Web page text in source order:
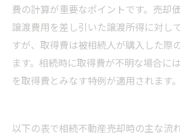
費の計算が重要なポイントです。売却
譲渡費用を差し引いた譲渡所得に対し
すが、取得費は被相続人が購入した際
ます。相続時に取得費が不明な場合に
を取得費とみなす特例が適用されます。
以下の表で相続不動産売却時の主な流